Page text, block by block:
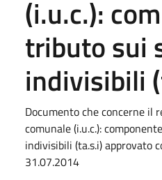
(i.u.c.):
tributo sui
indivisibili
Documento che concerne il
comunale (i.u.c.):
indivisibili (ta.s.i) approvato
31.07.2014